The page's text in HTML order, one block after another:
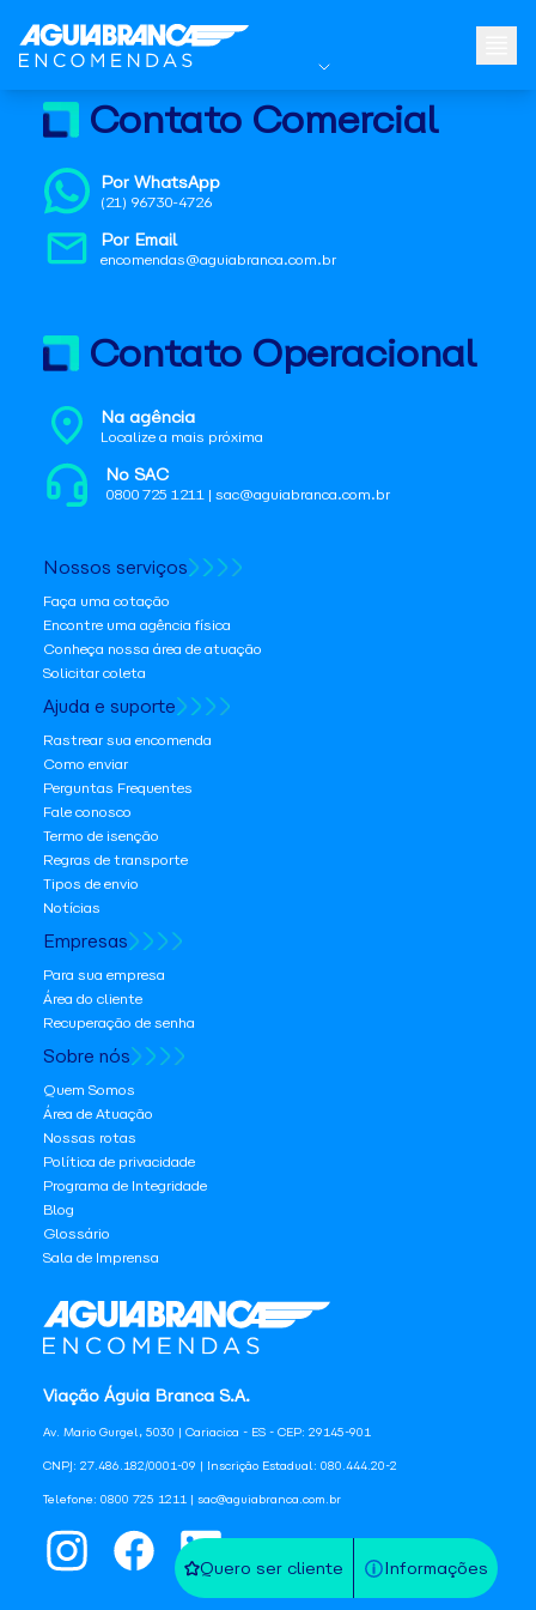
Quero ser cliente Informações
Viação Águia Branca S.A.
Av. Mario Gurgel, 5030 | Cariacica - ES - CEP: 29145-901
CNPJ: 27.486.182/0001-09 | Inscrição Estadual: 080.444.20-2
Telefone: 0800 725 1211 | sac@aguiabranca.com.br
Contato Comercial
Por WhatsApp
(21) 96730-4726
Por Email
encomendas@aguiabranca.com.br
Contato Operacional
Na agência
Localize a mais próxima
No SAC
0800 725 1211 | sac@aguiabranca.com.br
Nossos serviços
Faça uma cotação
Encontre uma agência física
Conheça nossa área de atuação
Solicitar coleta
Ajuda e suporte
Rastrear sua encomenda
Como enviar
Perguntas Frequentes
Fale conosco
Termo de isenção
Regras de transporte
Tipos de envio
Notícias
Empresas
Para sua empresa
Área do cliente
Recuperação de senha
Sobre nós
Quem Somos
Área de Atuação
Nossas rotas
Política de privacidade
Programa de Integridade
Blog
Glossário
Sala de Imprensa